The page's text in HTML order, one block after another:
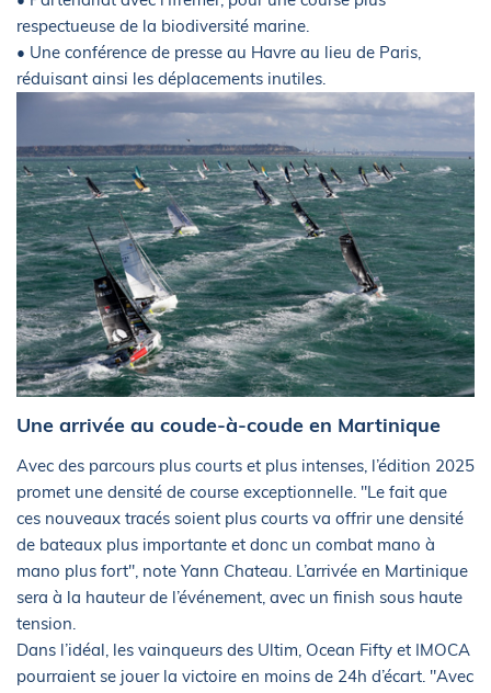
respectueuse de la biodiversité marine.
• Une conférence de presse au Havre au lieu de Paris,
réduisant ainsi les déplacements inutiles.
Une arrivée au coude-à-coude en Martinique
Avec des parcours plus courts et plus intenses, l’édition 2025
promet une densité de course exceptionnelle. "Le fait que
ces nouveaux tracés soient plus courts va offrir une densité
de bateaux plus importante et donc un combat mano à
mano plus fort", note Yann Chateau. L’arrivée en Martinique
sera à la hauteur de l’événement, avec un finish sous haute
tension.
Dans l’idéal, les vainqueurs des Ultim, Ocean Fifty et IMOCA
pourraient se jouer la victoire en moins de 24h d’écart. "Avec